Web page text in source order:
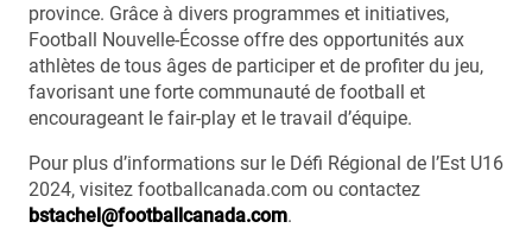
province. Grâce à divers programmes et initiatives,
Football Nouvelle-Écosse offre des opportunités aux
athlètes de tous âges de participer et de profiter du jeu,
favorisant une forte communauté de football et
encourageant le fair-play et le travail d’équipe.
Pour plus d’informations sur le Défi Régional de l’Est U16
2024, visitez footballcanada.com ou contactez
bstachel@footballcanada.com.